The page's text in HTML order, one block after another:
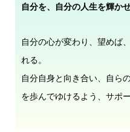
自分を、自分の人生を輝か
自分の心が変わり、望めば
れる。
自分自身と向き合い、自ら
を歩んでゆけるよう、サポ